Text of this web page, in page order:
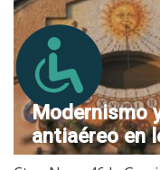
Modernismo
antiaéreo en